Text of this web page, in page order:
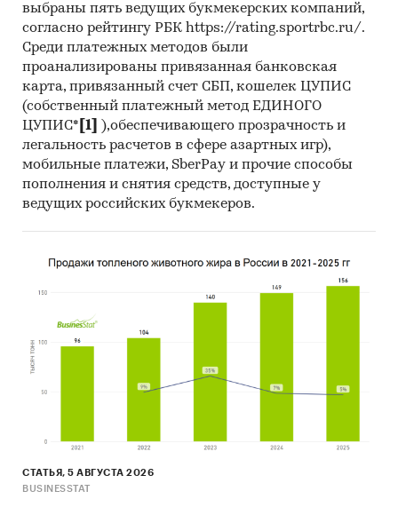
выбраны пять ведущих букмекерских компаний,
согласно рейтингу РБК https://rating.sportrbc.ru/.
Среди платежных методов были
проанализированы привязанная банковская
карта, привязанный счет СБП, кошелек ЦУПИС
(собственный платежный метод ЕДИНОГО
ЦУПИС* [1]
),обеспечивающего прозрачность и
легальность расчетов в сфере азартных игр),
мобильные платежи, SberPay и прочие способы
пополнения и снятия средств, доступные у
ведущих российских букмекеров.
СТАТЬЯ, 5 АВГУСТА 2026
BUSINESSTAT